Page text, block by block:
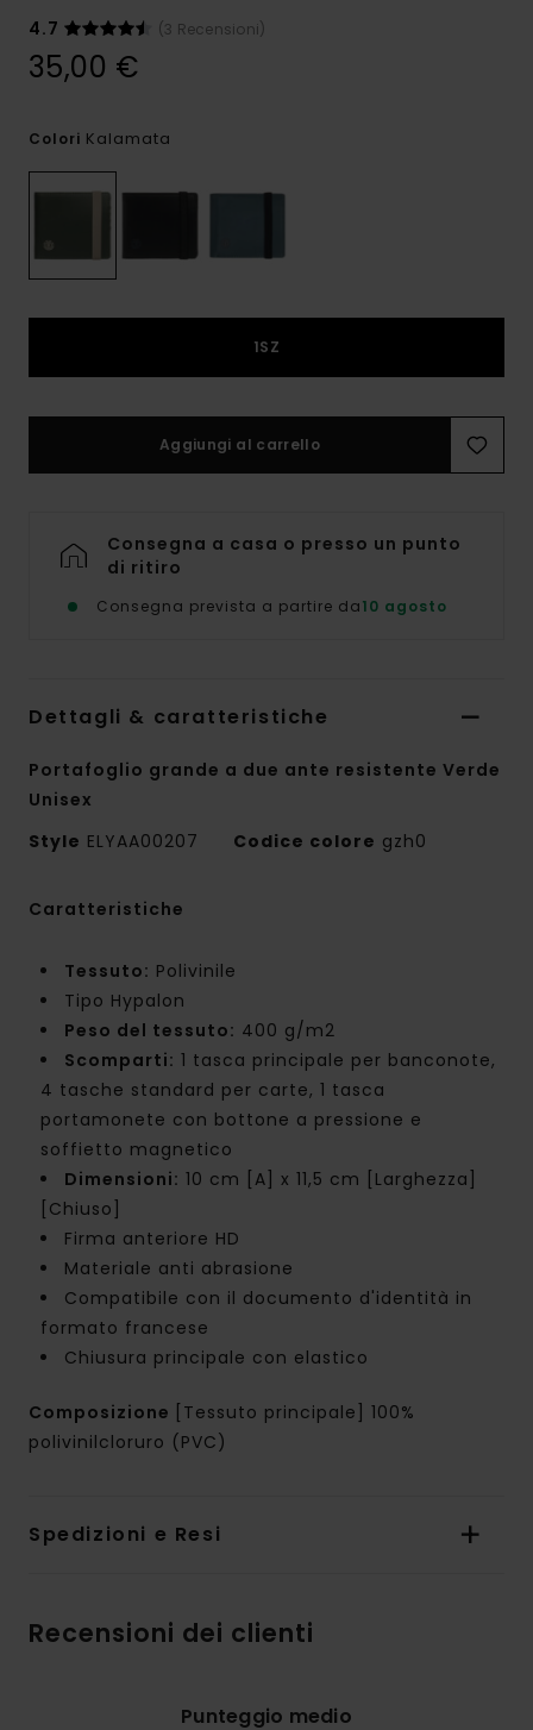
4.7
(3 Recensioni)
35,00 €
Colori Kalamata
1SZ
Aggiungi al carrello
Consegna a casa o presso un punto
di ritiro
Consegna prevista a partire da10 agosto
Dettagli & caratteristiche
Portafoglio grande a due ante resistente Verde
Unisex
Style ELYAA00207 Codice colore gzh0
Caratteristiche
Tessuto: Polivinile
Tipo Hypalon
Peso del tessuto: 400 g/m2
Scomparti: 1 tasca principale per banconote,
4 tasche standard per carte, 1 tasca
portamonete con bottone a pressione e
soffietto magnetico
Dimensioni: 10 cm [A] x 11,5 cm [Larghezza]
[Chiuso]
Firma anteriore HD
Materiale anti abrasione
Compatibile con il documento d'identità in
formato francese
Chiusura principale con elastico
Composizione
[Tessuto principale] 100%
polivinilcloruro (PVC)
Spedizioni e Resi
Recensioni dei clienti
Punteggio medio